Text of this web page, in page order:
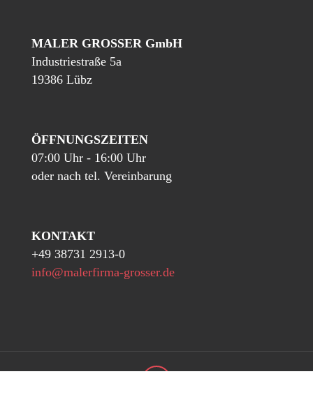
MALER GROSSER GmbH
Industriestraße 5a
19386 Lübz
ÖFFNUNGSZEITEN
07:00 Uhr - 16:00 Uhr
oder nach tel. Vereinbarung
KONTAKT
+49 38731 2913-0
info@malerfirma-grosser.de